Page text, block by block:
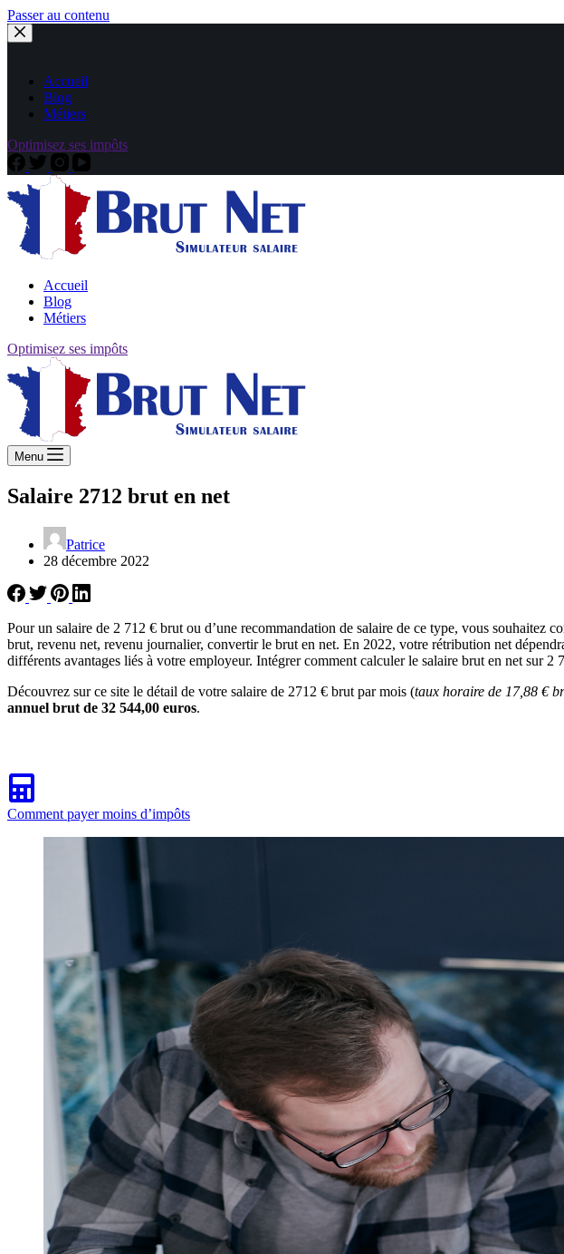
Passer au contenu
Accueil
Blog
Métiers
Optimisez ses impôts
Accueil
Blog
Métiers
Optimisez ses impôts
Menu
Salaire 2712 brut en net
Patrice
28 décembre 2022
Pour un salaire de 2 712 € brut ou d’une recommandation de salaire de ce type, vous
brut, revenu net, revenu journalier, convertir le brut en net. En 2022, votre rétribution net
différents avantages liés à votre employeur. Intégrer comment calculer le salaire brut en net sur 2
Découvrez sur ce site le détail de votre salaire de 2712 € brut par mois (taux horaire de 17,88 €
annuel brut de 32 544,00 euros.
Comment payer moins d’impôts